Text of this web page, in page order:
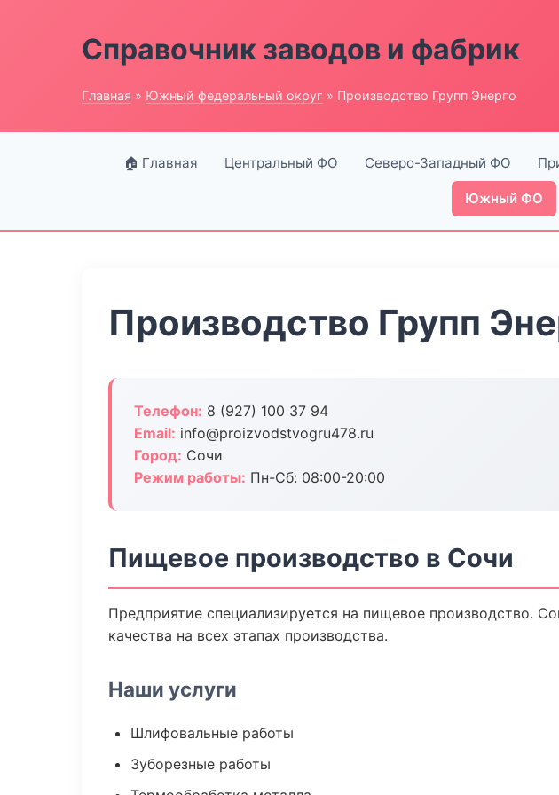
Справочник заводов и фабрик
Главная » Южный федеральный округ » Производство Групп Энерго
🏠 Главная Центральный ФО Северо-Западный ФО
Южный ФО
Производство Групп
Телефон: 8 (927) 100 37 94
Email: info@proizvodstvogru478.ru
Город: Сочи
Режим работы: Пн-Сб: 08:00-20:00
Пищевое производство в Сочи
Предприятие специализируется на пищевое производство.
качества на всех этапах производства.
Наши услуги
Шлифовальные работы
Зуборезные работы